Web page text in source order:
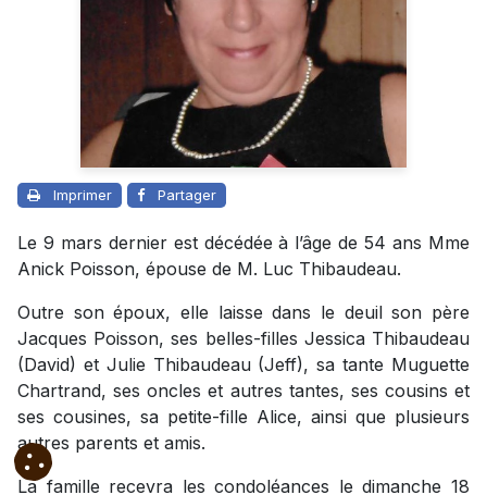
Imprimer Partager
Le 9 mars dernier est décédée à l’âge de 54 ans Mme
Anick Poisson, épouse de M. Luc Thibaudeau.
Outre son époux, elle laisse dans le deuil son père
Jacques Poisson, ses belles-filles Jessica Thibaudeau
(David) et Julie Thibaudeau (Jeff), sa tante Muguette
Chartrand, ses oncles et autres tantes, ses cousins et
ses cousines, sa petite-fille Alice, ainsi que plusieurs
autres parents et amis.
La famille recevra les condoléances le dimanche 18